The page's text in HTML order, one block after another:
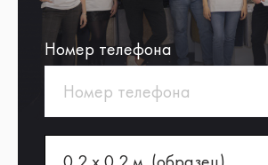
Номер телефона